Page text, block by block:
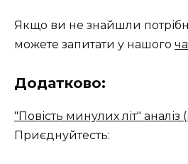
Якщо ви не знайшли
можете запитати у нашого
Додатково:
"Повість минулих літ" аналіз
Приєднуйтесть: